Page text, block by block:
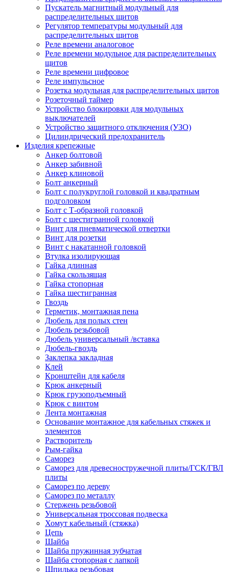
Пускатель магнитный модульный для
распределительных щитов
Регулятор температуры модульный для
распределительных щитов
Реле времени аналоговое
Реле времени модульное для распределительных
щитов
Реле времени цифровое
Реле импульсное
Розетка модульная для распределительных щитов
Розеточный таймер
Устройство блокировки для модульных
выключателей
Устройство защитного отключения (УЗО)
Цилиндрический предохранитель
Изделия крепежные
Анкер болтовой
Анкер забивной
Анкер клиновой
Болт анкерный
Болт с полукруглой головкой и квадратным
подголовком
Болт с Т-образной головкой
Болт с шестигранной головкой
Винт для пневматической отвертки
Винт для розетки
Винт с накатанной головкой
Втулка изолирующая
Гайка длинная
Гайка скользящая
Гайка стопорная
Гайка шестигранная
Гвоздь
Герметик, монтажная пена
Дюбель для полых стен
Дюбель резьбовой
Дюбель универсальный /вставка
Дюбель-гвоздь
Заклепка закладная
Клей
Кронштейн для кабеля
Крюк анкерный
Крюк грузоподъемный
Крюк с винтом
Лента монтажная
Основание монтажное для кабельных стяжек и
элементов
Растворитель
Рым-гайка
Саморез
Саморез для древесностружечной плиты/ГСК/ГВЛ
плиты
Саморез по дереву
Саморез по металлу
Стержень резьбовой
Универсальная троссовая подвеска
Хомут кабельный (стяжка)
Цепь
Шайба
Шайба пружинная зубчатая
Шайба стопорная с лапкой
Шпилька резьбовая